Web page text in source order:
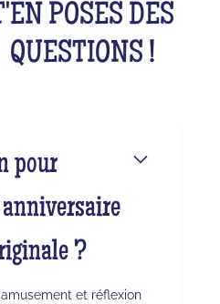
POSES DES
QUESTIONS !
pour
?
et réflexion